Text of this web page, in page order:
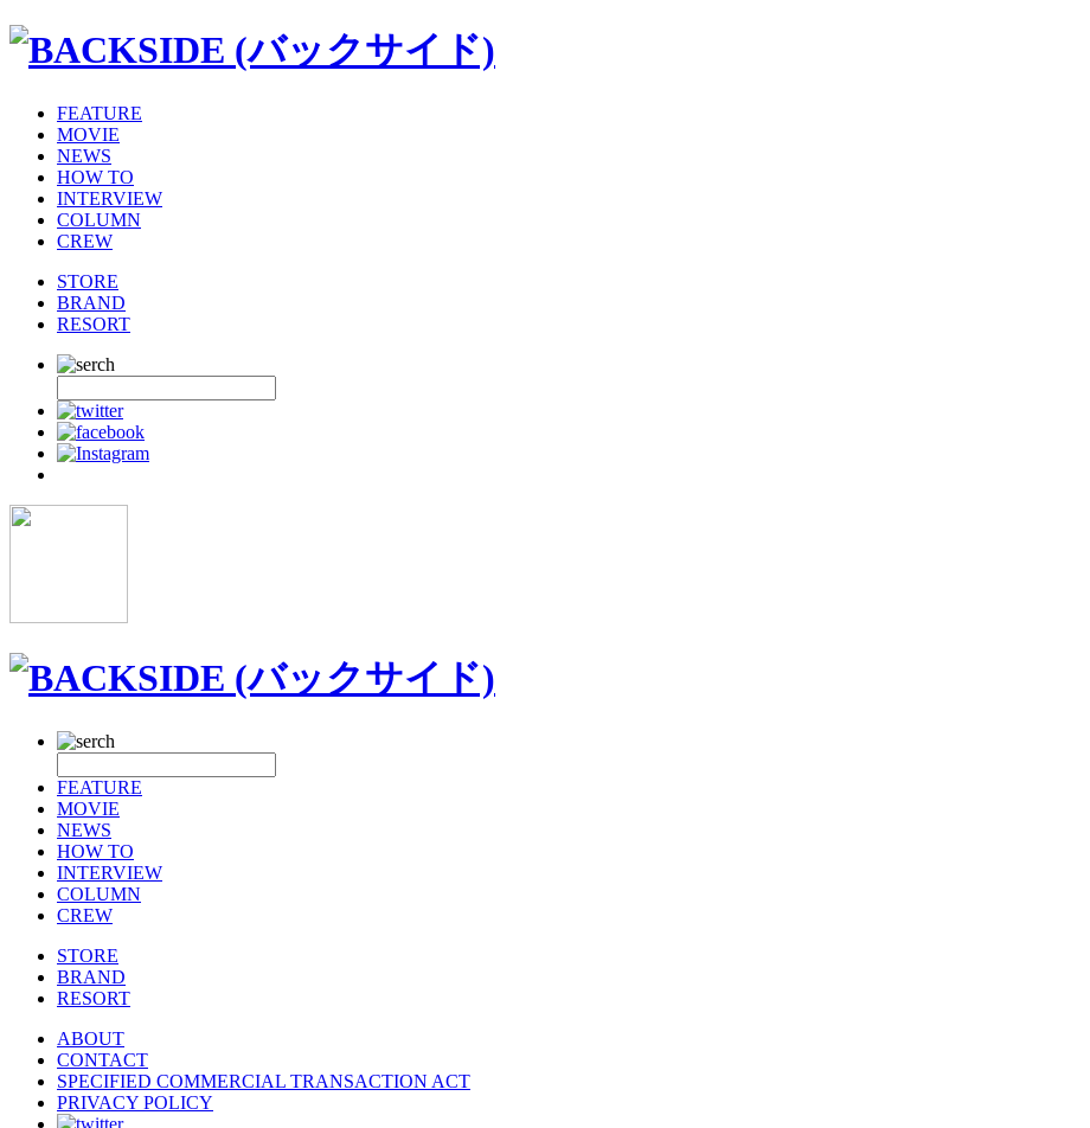
FEATURE
MOVIE
NEWS
HOW TO
INTERVIEW
COLUMN
CREW
STORE
BRAND
RESORT
FEATURE
MOVIE
NEWS
HOW TO
INTERVIEW
COLUMN
CREW
STORE
BRAND
RESORT
ABOUT
CONTACT
SPECIFIED COMMERCIAL TRANSACTION ACT
PRIVACY POLICY